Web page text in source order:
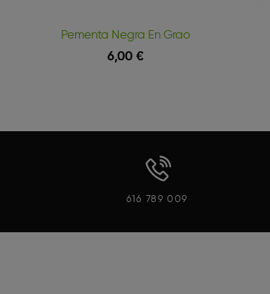
Pementa Negra En Grao
6,00 €
616 789 009